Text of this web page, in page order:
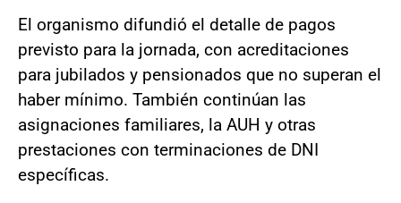
El organismo difundió el detalle de pagos
previsto para la jornada, con acreditaciones
para jubilados y pensionados que no superan el
haber mínimo. También continúan las
asignaciones familiares, la AUH y otras
prestaciones con terminaciones de DNI
específicas.